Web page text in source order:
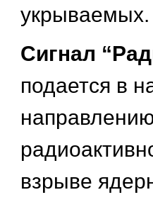
укрываемых.
Сигнал
подается в
взрыве